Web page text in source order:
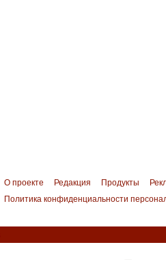
О проекте Редакция Продукты
Политика конфиденциальности